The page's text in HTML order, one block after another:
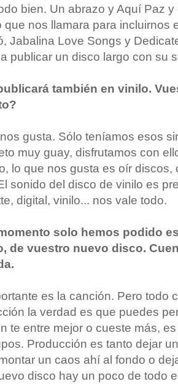
bien. Un abrazo y Aquí Paz
que nos llamara para incluirnos
Jabalina Love Songs y
publicar un disco largo con su
también en vinilo.
gusta. Sólo teníamos esos
muy guay, disfrutamos con
lo que nos gusta es oír
sonido del disco de vinilo es
digital, vinilo... nos vale todo.
solo hemos podido
de vuestro nuevo disco.
es la canción. Pero todo
la verdad es que puedes
te entre mejor o cueste más,
Producción es tanto dejar
un caos ahí al fondo o
disco hay un poco de todo